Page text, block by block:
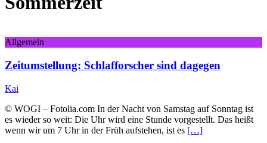
Allgemein
Zeitumstellung: Schlafforscher sind dagegen
Kai
© WOGI – Fotolia.com In der Nacht von Samstag auf Sonntag ist
es wieder so weit: Die Uhr wird eine Stunde vorgestellt. Das heißt
wenn wir um 7 Uhr in der Früh aufstehen, ist es […]